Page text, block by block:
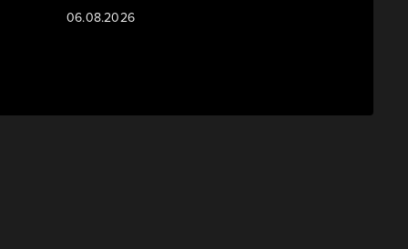
06.08.2026